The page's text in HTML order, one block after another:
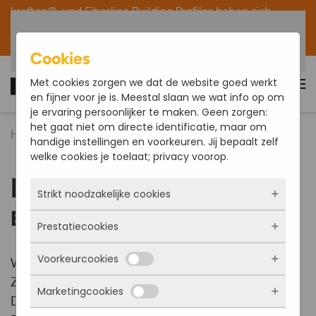
Deutsch
krafton® undFiberline Building Profileshaben sich
Home Über uns Downloads
Downloads
Broschüren & Zertifizierungen
Wir haben Ihnen eine Reihe von Broschüren und
Zertifizierungen über die untenstehenden
Download-Links zur Verfügung gestellt. Wenn Sie
Cookies
Met cookies zorgen we dat de website goed werkt
en fijner voor je is. Meestal slaan we wat info op om
je ervaring persoonlijker te maken. Geen zorgen:
het gaat niet om directe identificatie, maar om
handige instellingen en voorkeuren. Jij bepaalt zelf
welke cookies je toelaat; privacy voorop.
Strikt noodzakelijke cookies
Deze cookies zorgen ervoor dat de website
überhaupt werkt. Ze zijn dus altijd actief en
kunnen niet worden uitgezet. Meestal worden
ze alleen geplaatst als jij iets doet, zoals
inloggen, een formulier invullen of je
privacyvoorkeuren opslaan. Je kunt je browser
Prestatiecookies
Met deze cookies zien we hoe vaak onze site
bezocht wordt, waar bezoekers vandaan
komen en welke pagina’s populair zijn. Zo
kunnen we de website blijven verbeteren.
Voorkeurcookies
Deze cookies onthouden jouw voorkeuren.
Bijvoorbeeld taalkeuze of ingevulde gegevens.
Marketingcookies